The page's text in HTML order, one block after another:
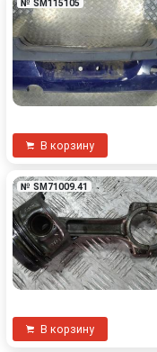
№ SM115105
В корзину
№ SM71009.41
В корзину